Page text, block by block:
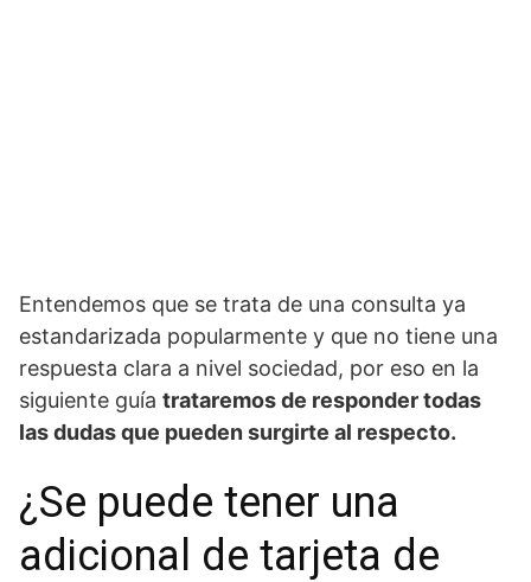
Entendemos que se trata de una consulta ya
estandarizada popularmente y que no tiene una
respuesta clara a nivel sociedad, por eso en la
siguiente guía trataremos de responder todas
las dudas que pueden surgirte al respecto.
¿Se puede tener una
adicional de tarjeta de